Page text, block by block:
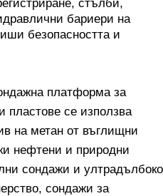
стълби,
бариери на
безопасността и
платформа за
пластове се използва
на метан от въглищни
нефтени и природни
сондажи и ултрадълбоко
сондажи за